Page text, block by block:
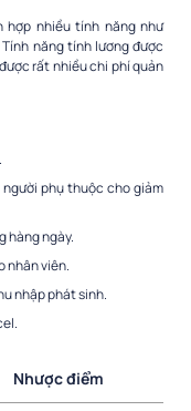
hợp nhiều tính năng như
năng tính lương được
rất nhiều chi phí quản
phụ thuộc cho giảm
hàng ngày.
nhân viên.
nhập phát sinh.
Nhược điểm